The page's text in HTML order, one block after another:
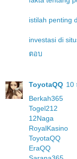
istilah penting
investasi di
ตอบ
ToyotaQQ 10
Berkah365
Togel212
12Naga
RoyalKasino
ToyotaQQ
EraQQ